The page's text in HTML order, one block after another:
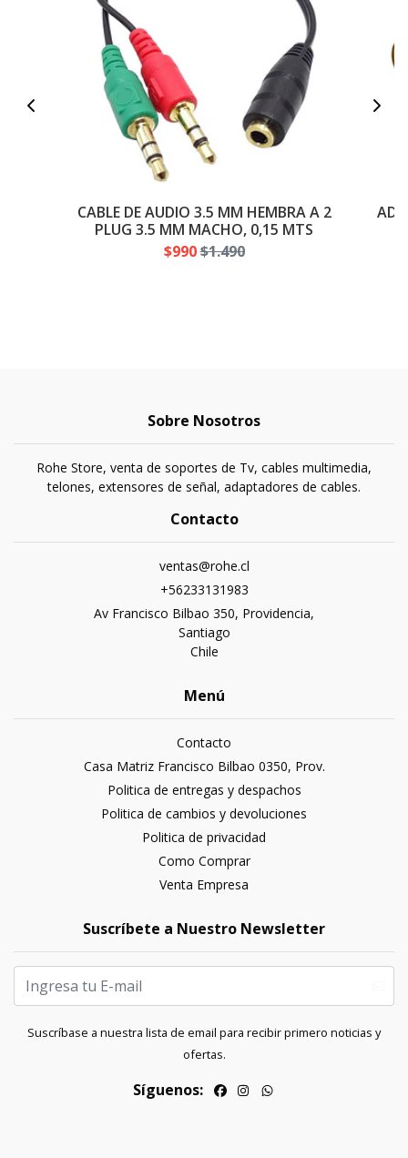
CABLE DE AUDIO 3.5 MM HEMBRA A 2
PLUG 3.5 MM MACHO, 0,15 MTS
$990$1.490
Sobre Nosotros
Rohe Store, venta de soportes de Tv, cables multimedia,
telones, extensores de señal, adaptadores de cables.
Contacto
ventas@rohe.cl
+56233131983
Av Francisco Bilbao 350, Providencia,
Santiago
Chile
Menú
Contacto
Casa Matriz Francisco Bilbao 0350, Prov.
Politica de entregas y despachos
Politica de cambios y devoluciones
Politica de privacidad
Como Comprar
Venta Empresa
Suscríbete a Nuestro Newsletter
Suscríbase a nuestra lista de email para recibir primero noticias y
ofertas.
Síguenos: